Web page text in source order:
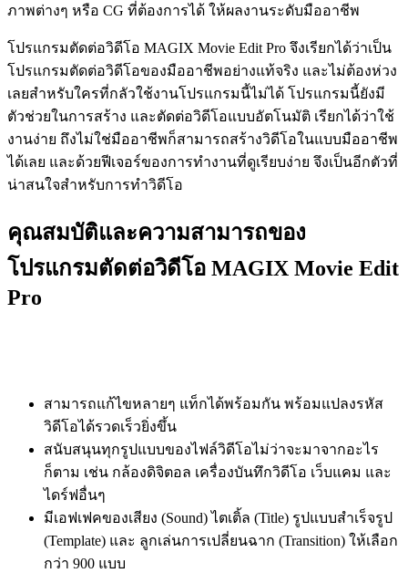
ภาพต่างๆ หรือ CG ที่ต้องการได้ ให้ผลงานระดับมืออาชีพ
โปรแกรมตัดต่อวิดีโอ MAGIX Movie Edit Pro จึงเรียกได้ว่าเป็น
โปรแกรมตัดต่อวิดีโอของมืออาชีพอย่างแท้จริง และไม่ต้องห่วง
เลยสำหรับใครที่กลัวใช้งานโปรแกรมนี้ไม่ได้ โปรแกรมนี้ยังมี
ตัวช่วยในการสร้าง และตัดต่อวิดีโอแบบอัตโนมัติ เรียกได้ว่าใช้
งานง่าย ถึงไม่ใช่มืออาชีพก็สามารถสร้างวิดีโอในแบบมืออาชีพ
ได้เลย และด้วยฟีเจอร์ของการทำงานที่ดูเรียบง่าย จึงเป็นอีกตัวที่
น่าสนใจสำหรับการทำวิดีโอ
คุณสมบัติและความสามารถของ
โปรแกรมตัดต่อวิดีโอ MAGIX Movie Edit
Pro
สามารถแก้ไขหลายๆ แท็กได้พร้อมกัน พร้อมแปลงรหัส
วิดีโอได้รวดเร็วยิ่งขึ้น
สนับสนุนทุกรูปแบบของไฟล์วิดีโอไม่ว่าจะมาจากอะไร
ก็ตาม เช่น กล้องดิจิตอล เครื่องบันทึกวิดีโอ เว็บแคม และ
ไดร์ฟอื่นๆ
มีเอฟเฟคของเสียง (Sound) ไตเติ้ล (Title) รูปแบบสำเร็จรูป
(Template) และ ลูกเล่นการเปลี่ยนฉาก (Transition) ให้เลือก
กว่า 900 แบบ